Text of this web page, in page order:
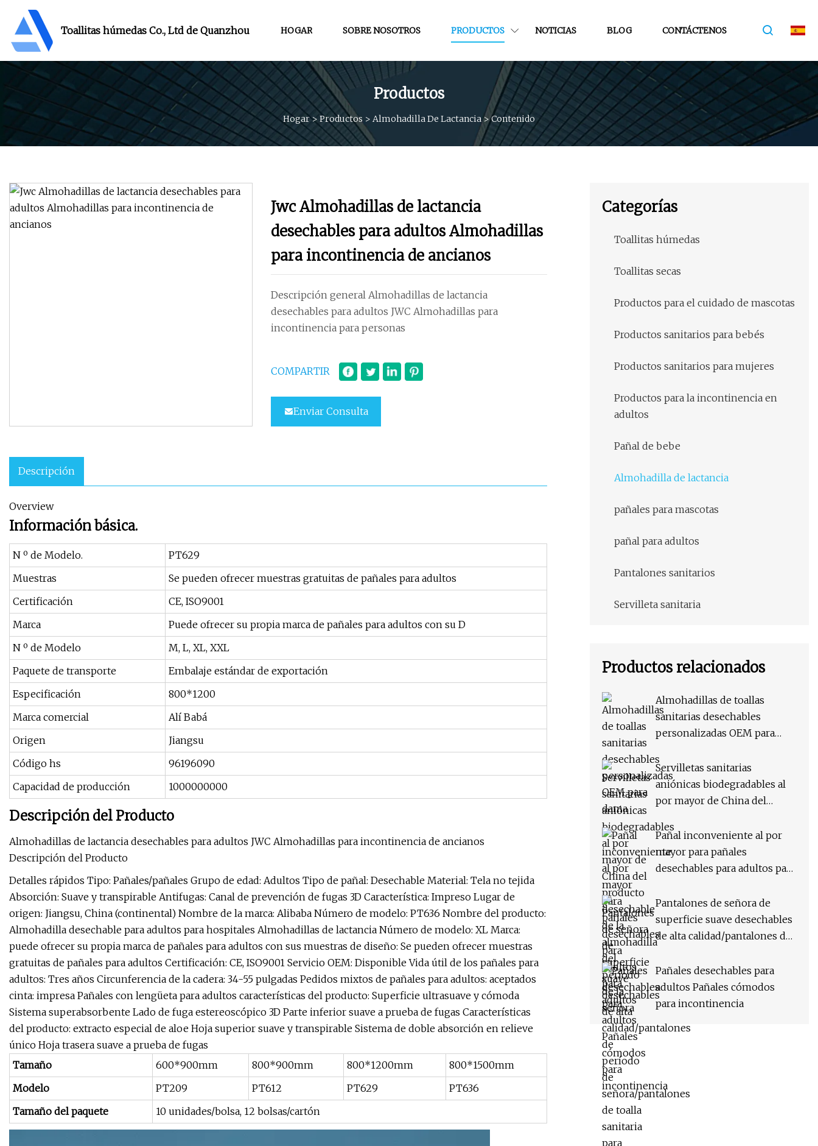
Toallitas húmedas Co., Ltd de Quanzhou HOGAR SOBRE NOSOTROS PRODUCTOS NOTICIAS BLOG CONTÁCTENOS
Productos
Hogar> Productos > Almohadilla De Lactancia>Contenido
Jwc Almohadillas de lactancia
desechables para adultos Almohadillas
para incontinencia de ancianos
Descripción general Almohadillas de lactancia
desechables para adultos JWC Almohadillas para
incontinencia para personas
COMPARTIR
Enviar Consulta
Descripción
Overview
Información básica.
N º de Modelo.
PT629
Muestras
Se pueden ofrecer muestras gratuitas de pañales para adultos
Certificación
CE, ISO9001
Marca
Puede ofrecer su propia marca de pañales para adultos con su D
N º de Modelo
M, L, XL, XXL
Paquete de transporte
Embalaje estándar de exportación
Especificación
800*1200
Marca comercial
Alí Babá
Origen
Jiangsu
Código hs
96196090
Capacidad de producción
1000000000
Descripción del Producto
Almohadillas de lactancia desechables para adultos JWC Almohadillas para incontinencia de ancianos
Descripción del Producto
Detalles rápidos Tipo: Pañales/pañales Grupo de edad: Adultos Tipo de pañal: Desechable Material: Tela no tejida
Absorción: Suave y transpirable Antifugas: Canal de prevención de fugas 3D Característica: Impreso Lugar de
origen: Jiangsu, China (continental) Nombre de la marca: Alibaba Número de modelo: PT636 Nombre del producto:
Almohadilla desechable para adultos para hospitales Almohadillas de lactancia Número de modelo: XL Marca:
puede ofrecer su propia marca de pañales para adultos con sus muestras de diseño: Se pueden ofrecer muestras
gratuitas de pañales para adultos Certificación: CE, ISO9001 Servicio OEM: Disponible Vida útil de los pañales para
adultos: Tres años Circunferencia de la cadera: 34-55 pulgadas Pedidos mixtos de pañales para adultos: aceptados
cinta: impresa Pañales con lengüeta para adultos características del producto: Superficie ultrasuave y cómoda
Sistema superabsorbente Lado de fuga estereoscópico 3D Parte inferior suave a prueba de fugas Características
del producto: extracto especial de aloe Hoja superior suave y transpirable Sistema de doble absorción en relieve
único Hoja trasera suave a prueba de fugas
Tamaño
600*900mm 800*900mm 800*1200mm
800*1500mm
Modelo
PT209 PT612 PT629
PT636
Tamaño del paquete
10 unidades/bolsa, 12 bolsas/cartón
Categorías
Toallitas húmedas
Toallitas secas
Productos para el cuidado de mascotas
Productos sanitarios para bebés
Productos sanitarios para mujeres
Productos para la incontinencia en
adultos
Pañal de bebe
Almohadilla de lactancia
pañales para mascotas
pañal para adultos
Pantalones sanitarios
Servilleta sanitaria
Productos relacionados
Almohadillas de toallas
sanitarias desechables
personalizadas OEM para
Servilletas sanitarias
aniónicas biodegradables al
por mayor de China del
almohadilla del período de la
señora
Pañal inconveniente al por
mayor para pañales
desechables para adultos para
Pantalones de señora de
superficie suave desechables
de alta calidad/pantalones de
señora/pantalones de toalla
sanitaria para mujer
Pañales desechables para
adultos Pañales cómodos
para incontinencia